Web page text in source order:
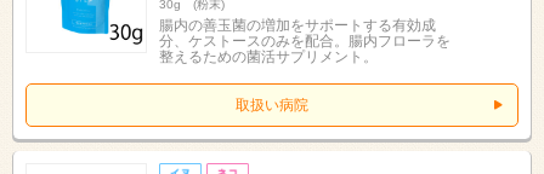
30g (粉末)
腸内の善玉菌の増加をサポートする有効成
分、ケストースのみを配合。腸内フローラを
整えるための菌活サプリメント。
取扱い病院